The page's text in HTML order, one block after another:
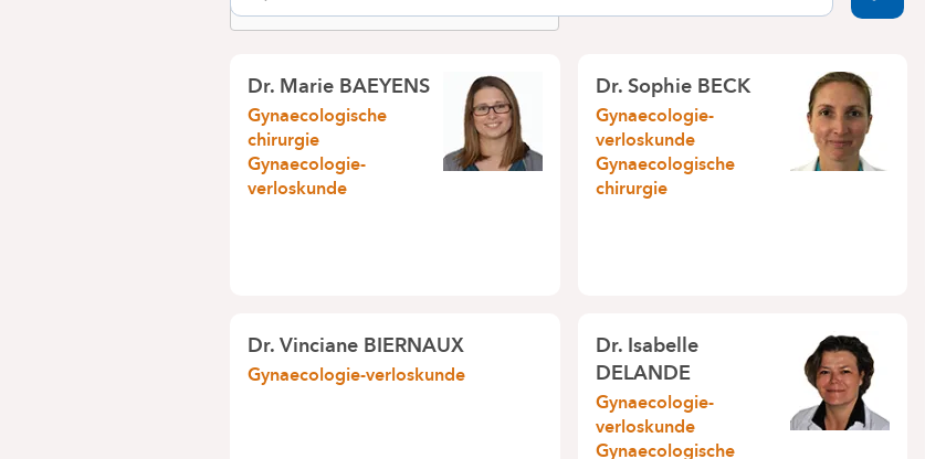
Dr. Marie BAEYENS
Gynaecologische
chirurgie
Gynaecologie-
verloskunde
Dr. Sophie BECK
Gynaecologie-
verloskunde
Gynaecologische
chirurgie
Dr. Vinciane BIERNAUX
Gynaecologie-verloskunde
Dr. Isabelle
DELANDE
Gynaecologie-
verloskunde
Gynaecologische